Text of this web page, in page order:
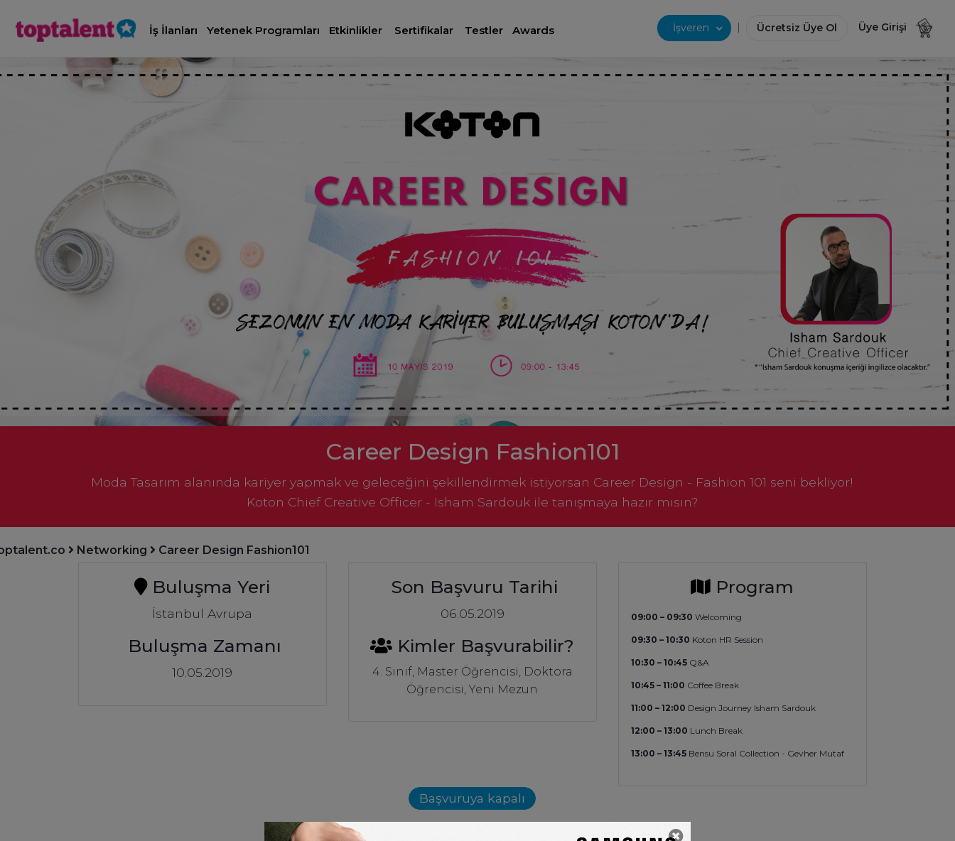
İş İlanları Yetenek Programları Etkinlikler Sertifikalar Testler Awards İşveren | Ücretsiz Üye Ol Üye Girişi
Career Design Fashion101
Moda Tasarım alanında kariyer yapmak ve geleceğini şekillendirmek istiyorsan Career Design - Fashion 101 seni bekliyor!
Koton Chief Creative Officer - Isham Sardouk ile tanışmaya hazır mısın?
Networking Career Design Fashion101
Buluşma Yeri
İstanbul Avrupa
Buluşma Zamanı
10.05.2019
Son Başvuru Tarihi
06.05.2019
Kimler Başvurabilir?
4. Sınıf, Master Öğrencisi, Doktora
Öğrencisi, Yeni Mezun
Program
09:00 – 09:30 Welcoming
09:30 – 10:30 Koton HR Session
10:30 – 10:45 Q&A
10:45 – 11:00 Coffee Break
11:00 – 12:00 Design Journey Isham Sardouk
12:00 – 13:00 Lunch Break
13:00 – 13:45 Bensu Soral Collection - Gevher Mutaf
Başvuruya kapalı